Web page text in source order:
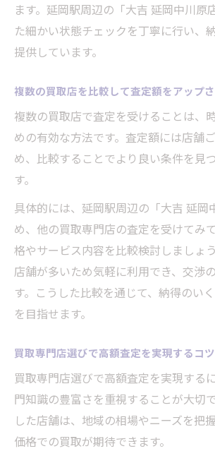
ます。延岡駅周辺の「大吉 延岡中川原
た細かい状態チェックを丁寧に行い、
提供しています。
複数の買取店を比較して査定額をアップ
複数の買取店で査定を受けることは、
めの有効な方法です。査定額には店舗
め、比較することでより良い条件を見
す。
具体的には、延岡駅周辺の「大吉 延岡
め、他の買取専門店の査定を受けてみ
格やサービス内容を比較検討しましょ
店舗が多いため気軽に利用でき、交渉
す。こうした比較を通じて、納得のい
を目指せます。
買取専門店選びで高額査定を実現するコツ
買取専門店選びで高額査定を実現する
門知識の豊富さを重視することが大切
した店舗は、地域の相場やニーズを把
価格での買取が期待できます。